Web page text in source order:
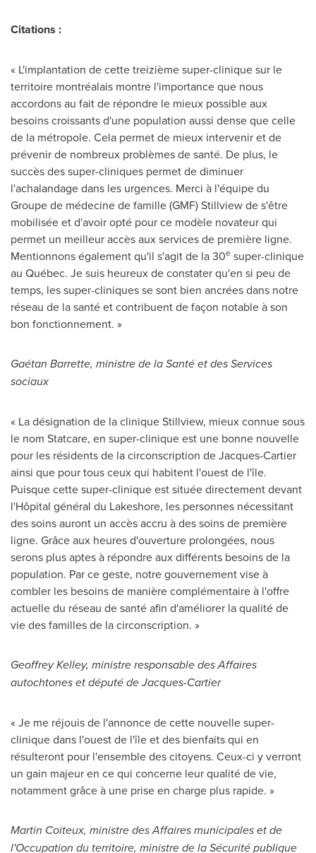
Citations :
« L'implantation de cette treizième super-clinique sur le
territoire montréalais montre l'importance que nous
accordons au fait de répondre le mieux possible aux
besoins croissants d'une population aussi dense que celle
de la métropole. Cela permet de mieux intervenir et de
prévenir de nombreux problèmes de santé. De plus, le
succès des super-cliniques permet de diminuer
l'achalandage dans les urgences. Merci à l'équipe du
Groupe de médecine de famille (GMF) Stillview de s'être
mobilisée et d'avoir opté pour ce modèle novateur qui
permet un meilleur accès aux services de première ligne.
Mentionnons également qu'il s'agit de la 30e super-clinique
au Québec. Je suis heureux de constater qu'en si peu de
temps, les super-cliniques se sont bien ancrées dans notre
réseau de la santé et contribuent de façon notable à son
bon fonctionnement. »
Gaétan Barrette, ministre de la Santé et des Services
sociaux
« La désignation de la clinique Stillview, mieux connue sous
le nom Statcare, en super-clinique est une bonne nouvelle
pour les résidents de la circonscription de Jacques-Cartier
ainsi que pour tous ceux qui habitent l'ouest de l'île.
Puisque cette super-clinique est située directement devant
l'Hôpital général du Lakeshore, les personnes nécessitant
des soins auront un accès accru à des soins de première
ligne. Grâce aux heures d'ouverture prolongées, nous
serons plus aptes à répondre aux différents besoins de la
population. Par ce geste, notre gouvernement vise à
combler les besoins de manière complémentaire à l'offre
actuelle du réseau de santé afin d'améliorer la qualité de
vie des familles de la circonscription. »
Geoffrey Kelley, ministre responsable des Affaires
autochtones et député de Jacques-Cartier
« Je me réjouis de l'annonce de cette nouvelle super-
clinique dans l'ouest de l'île et des bienfaits qui en
résulteront pour l'ensemble des citoyens. Ceux-ci y verront
un gain majeur en ce qui concerne leur qualité de vie,
notamment grâce à une prise en charge plus rapide. »
Martin Coiteux, ministre des Affaires municipales et de
l'Occupation du territoire, ministre de la Sécurité publique